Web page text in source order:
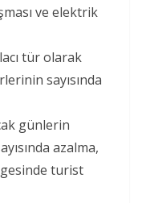
ve elektrik
tür olarak
sayısında
günlerin
azalma,
turist